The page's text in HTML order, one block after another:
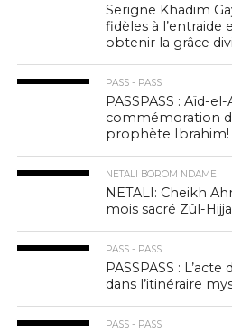
Serigne Khadim
fidèles à l’entraide
obtenir la grâce
PASS - PASS
PASSPASS : Aïd-el-
commémoration
prophète Ibrahim!
NETALI BOROM NDAME
NETALI: Cheikh
mois sacré Zûl-
PASS - PASS
PASSPASS :
dans l’itinéraire
PASS - PASS